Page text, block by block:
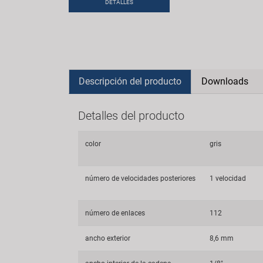
DETALLES
Descripción del producto Downloads
Detalles del producto
color gris
número de velocidades posteriores 1 velocidad
número de enlaces 112
ancho exterior 8,6 mm